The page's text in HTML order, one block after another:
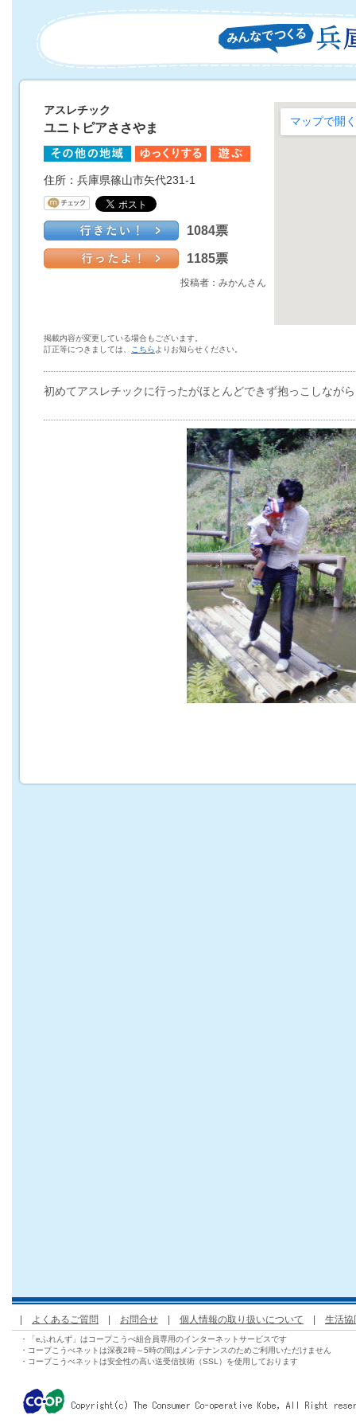
アスレチック
ユニトピアささやま
住所：兵庫県篠山市矢代231-1
1084票
1185票
投稿者：みかんさん
掲載内容が変更している場合もございます。
訂正等につきましては、
こちら よりお知らせください。
初めてアスレチックに行ったがほとんどできず抱っこしなが
| よくあるご質問 | お問合せ | 個人情報の取り扱いについて | 生活協
・「eふれんず」はコープこうべ組合員専用のインターネットサービスです
・コープこうべネットは深夜2時～5時の間はメンテナンスのためご利用いただけません
・コープこうべネットは安全性の高い送受信技術（SSL）を使用しております